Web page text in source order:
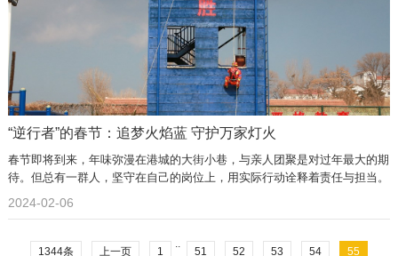
“逆行者”的春节：追梦火焰蓝 守护万家灯火
春节即将到来，年味弥漫在港城的大街小巷，与亲人团聚是对过年最大的期
待。但总有一群人，坚守在自己的岗位上，用实际行动诠释着责任与担当。
2024-02-06
1344条 上一页 1
..
51 52 53 54 55